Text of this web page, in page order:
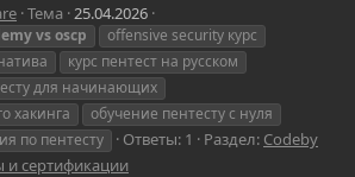
Тема 25.04.2026
vsoscp
offensive security курс
курс пентест на русском
для начинающих
хакинга
обучение пентесту с нуля
по пентесту
Ответы: 1 Раздел: Codeby
и сертификации